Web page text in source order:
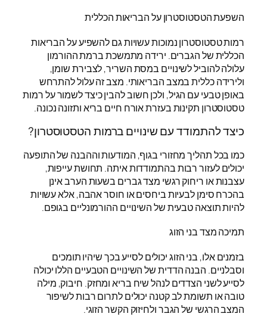
השפעת הטסטוסטרון על הבריאות הכללית
רמות טסטוסטרון נמוכות עשויות גם להשפיע על הבריאות
הכללית של הגברים. ירידה מתמשכת ברמת ההורמון
עלולה להוביל לשינויים במסת השריר, לצבירת שומן,
ולירידה כללית במצב הבריאותי. מצב זה עלול להתרחש
באופן טבעי עם הגיל, ולכן חשוב להבין כיצד לשמור על רמות
טסטוסטרון תקינות בעזרת אורח חיים בריא ותזונה נכונה.
כיצד להתמודד עם שינויים ברמות הטסטוסטרון?
כמו בכל תהליך מחזורי בגוף, המודעות וההבנה של התופעה
יכולים לעזור רבות בהתמודדות איתה. תחושת עייפות,
עצבנות או ריחוק רגשי מצד גברים בשעות הערב אינן
בהכרח סימן לבעיות ביחסים או חוסר אהבה, אלא עשויות
להיות תוצאה טבעית של השינויים ההורמונליים בגופם.
תמיכה מצד בני הזוג
בזמנים אלו, בני הזוג יכולים לסייע בכך שיהיו תומכים
וסבלניים. הבנה הדדית של השינויים הטבעיים הללו יכולה
לסייע לשני הצדדים לנהל שיח בריא ומחזק. חיבוק, מילה
טובה או תשומת לב קטנה יכולים לתרום רבות לשיפור
המצב הרגשי של הגבר ולחיזוק הקשר הזוגי.